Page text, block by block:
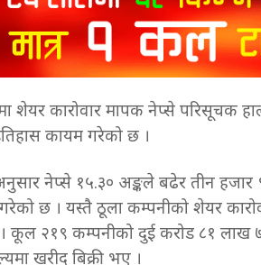
शेयर कारोवार मापक नेप्से परिसूचक
कायम गरेको छ ।
नेप्से १५.३० अङ्कले बढेर तीन
गरेको छ । यस्तै ठूला कम्पनीको शेयर
कूल २१९ कम्पनीको दुई करोड ८१ लाख
खरीद बिक्री भए ।